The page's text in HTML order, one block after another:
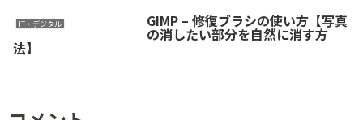
IT・デジタル GIMP – 修復ブラシの使い方【写真
の消したい部分を自然に消す方
法】